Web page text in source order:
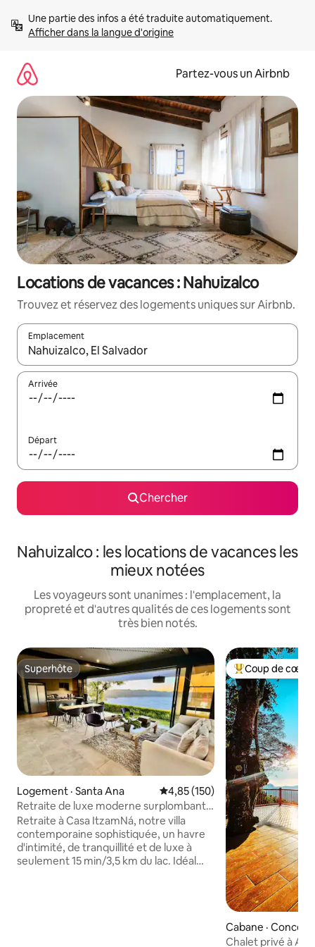
directement
Afficher dans la langue d'origine
Partez-vous un Airbnb
Locations de vacances : Nahuizalco
Trouvez et réservez des logements uniques sur Airbnb.
Emplacement
Quand les résultats sont affichés, parcourez-les en utilisant
Arrivée
Départ
Chercher
Nahuizalco : les locations de vacances les
mieux notées
Les voyageurs sont unanimes : l'emplacement, la
propreté et d'autres qualités de ces logements sont
très bien notés.
Superhôte
Superhôte
Logement · Santa Ana Note moyenne de 4,85 sur 5,
4,85 (150)
Retraite de luxe moderne surplombant
le lac Coatepeque
Retraite à Casa ItzamNá, notre villa
contemporaine sophistiquée, un havre
d'intimité, de tranquillité et de luxe à
seulement 15 min/3,5 km du lac. Idéal
Coup de cœur
Coup de cœur
Cabane ·
aco
Chalet privé à